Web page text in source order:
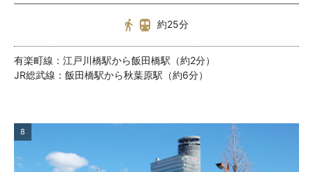
約25分
有楽町線：江戸川橋駅から飯田橋駅（約2分）
JR総武線：飯田橋駅から秋葉原駅（約6分）
8